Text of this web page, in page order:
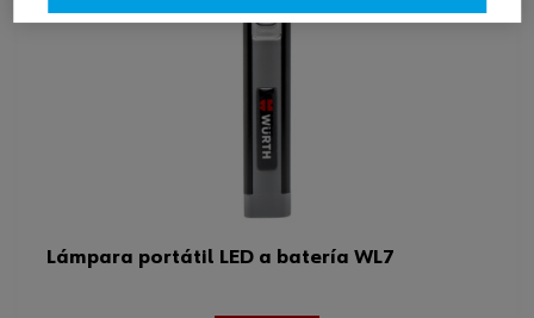
Lámpara portátil LED a batería WL7